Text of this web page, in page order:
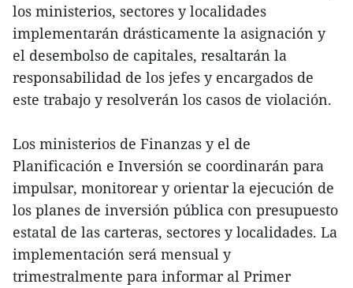
los ministerios, sectores y localidades
implementarán drásticamente la asignación y
el desembolso de capitales, resaltarán la
responsabilidad de los jefes y encargados de
este trabajo y resolverán los casos de violación.
Los ministerios de Finanzas y el de
Planificación e Inversión se coordinarán para
impulsar, monitorear y orientar la ejecución de
los planes de inversión pública con presupuesto
estatal de las carteras, sectores y localidades. La
implementación será mensual y
trimestralmente para informar al Primer